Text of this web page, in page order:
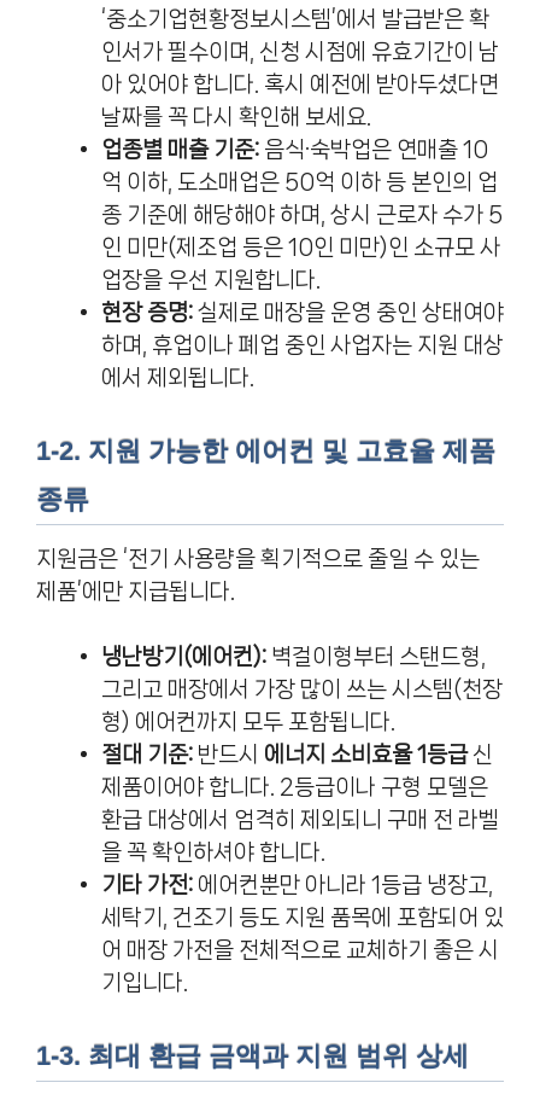
‘중소기업현황정보시스템’에서 발급받은 확
인서가 필수이며, 신청 시점에 유효기간이 남
아 있어야 합니다. 혹시 예전에 받아두셨다면
날짜를 꼭 다시 확인해 보세요.
업종별 매출 기준: 음식·숙박업은 연매출 10
억 이하, 도소매업은 50억 이하 등 본인의 업
종 기준에 해당해야 하며, 상시 근로자 수가 5
인 미만(제조업 등은 10인 미만)인 소규모 사
업장을 우선 지원합니다.
현장 증명: 실제로 매장을 운영 중인 상태여야
하며, 휴업이나 폐업 중인 사업자는 지원 대상
에서 제외됩니다.
1-2. 지원 가능한 에어컨 및 고효율 제품
종류
지원금은 ‘전기 사용량을 획기적으로 줄일 수 있는
제품’에만 지급됩니다.
냉난방기(에어컨): 벽걸이형부터 스탠드형,
그리고 매장에서 가장 많이 쓰는 시스템(천장
형) 에어컨까지 모두 포함됩니다.
절대 기준: 반드시 에너지 소비효율 1등급신
제품이어야 합니다. 2등급이나 구형 모델은
환급 대상에서 엄격히 제외되니 구매 전 라벨
을 꼭 확인하셔야 합니다.
기타 가전: 에어컨뿐만 아니라 1등급 냉장고,
세탁기, 건조기 등도 지원 품목에 포함되어 있
어 매장 가전을 전체적으로 교체하기 좋은 시
기입니다.
1-3. 최대 환급 금액과 지원 범위 상세